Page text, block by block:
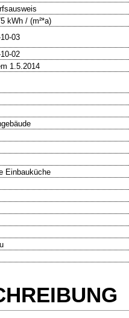
kWh / (m²*a)
03
02
1.5.2014
Einbauküche